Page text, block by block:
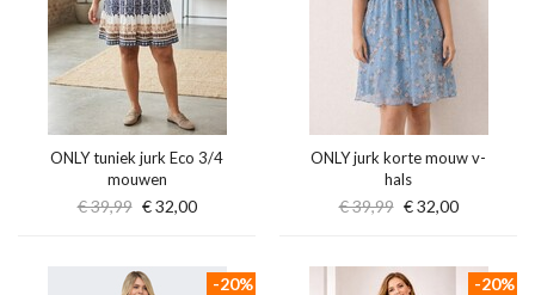
ONLY tuniek jurk Eco 3/4
mouwen
€ 39,99 € 32,00
ONLY jurk korte mouw v-
hals
€ 39,99 € 32,00
-20% -20%